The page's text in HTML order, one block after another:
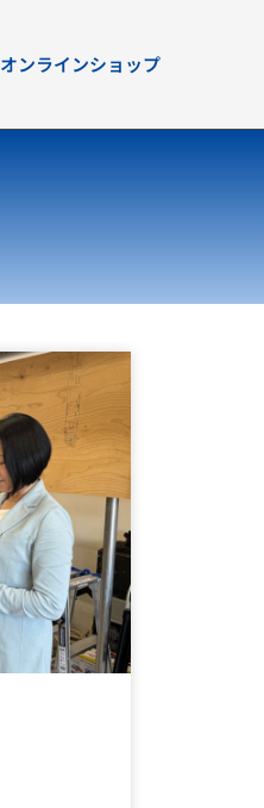
オンラインショップ